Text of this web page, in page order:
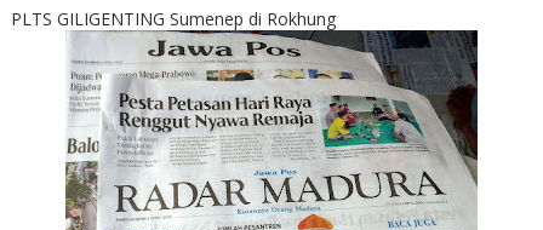
PLTS GILIGENTING Sumenep di Rokhung